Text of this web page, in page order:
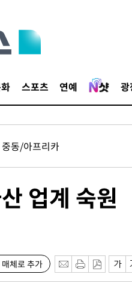
스포츠 연예
중동/아프리카
업계 숙원
체로 추가